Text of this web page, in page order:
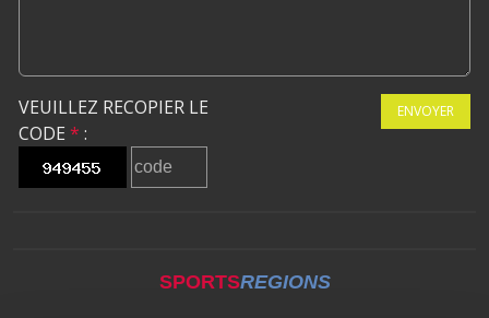
VEUILLEZ RECOPIER LE
CODE * :
ENVOYER
SPORTSREGIONS